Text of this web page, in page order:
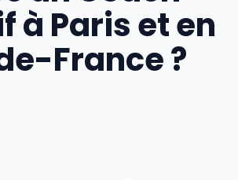
à Paris et en
France ?